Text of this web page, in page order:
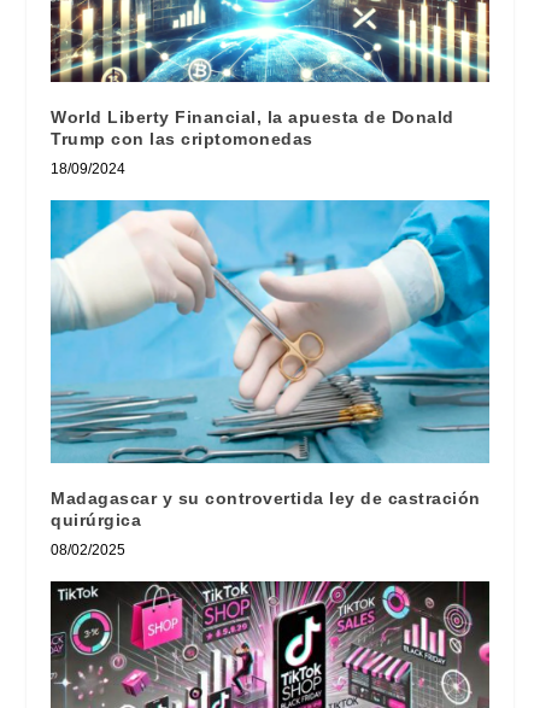
World Liberty Financial, la apuesta de Donald
Trump con las criptomonedas
18/09/2024
Madagascar y su controvertida ley de castración
quirúrgica
08/02/2025